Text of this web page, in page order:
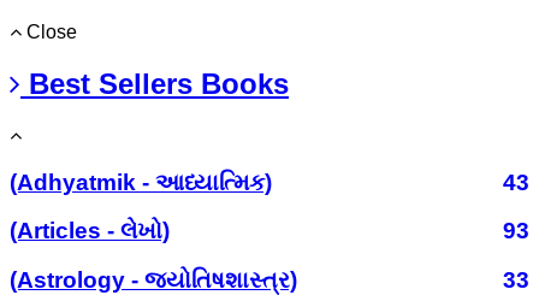
Close
Best Sellers Books
(Adhyatmik - આધ્યાત્મિક)
43
(Articles - લેખો)
93
(Astrology - જ્યોતિષશાસ્ત્ર)
33